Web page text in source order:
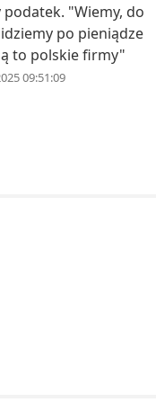
podatek. "Wiemy, do
po pieniądze
to polskie firmy"
09:51:09